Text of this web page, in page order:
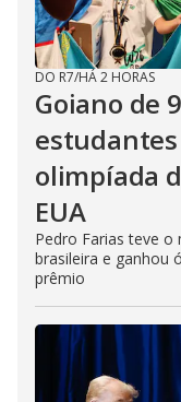
DO R7/HÁ 2 HORAS
Goiano de
olimpíada
EUA
Pedro Farias teve o
brasileira e ganhou
prêmio